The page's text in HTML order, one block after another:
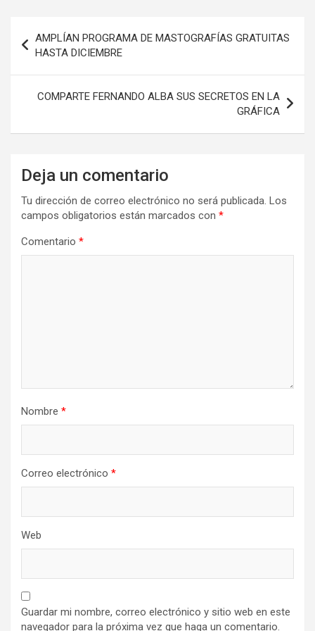
Navegación
de
entradas
AMPLÍAN PROGRAMA DE MASTOGRAFÍAS GRATUITAS
HASTA DICIEMBRE
COMPARTE FERNANDO ALBA SUS SECRETOS EN LA
GRÁFICA
Deja un comentario
Tu dirección de correo electrónico no será publicada. Los
campos obligatorios están marcados con *
Comentario *
Nombre *
Correo electrónico *
Web
Guardar mi nombre, correo electrónico y sitio web en este
navegador para la próxima vez que haga un comentario.